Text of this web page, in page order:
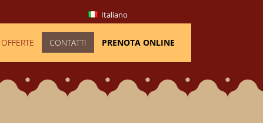
Italiano
OFFERTE CONTATTI PRENOTA ONLINE